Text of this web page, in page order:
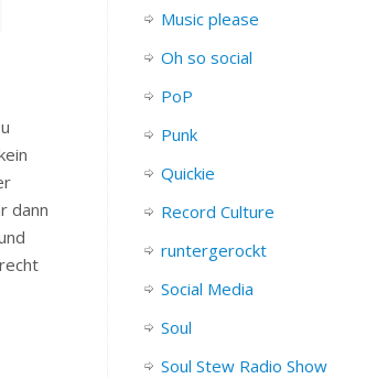
dann
Music please
Oh so social
PoP
Punk
Quickie
Record Culture
runtergerockt
Social Media
Soul
Soul Stew Radio Show